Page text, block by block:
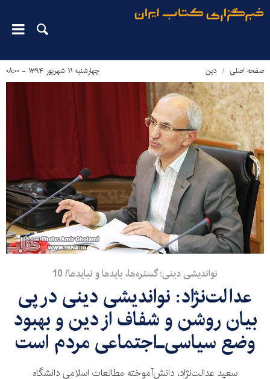
صفحه اصلی دین‌ چهارشنبه ۱۱ شهریور ۱۳۹۴ - ۰۸:۰۰
نواندیشی دینی: گستره‌ها، بایدها و نبایدها/ 10
عدالت‌نژاد: نواندیشی دینی در پی
بیان روشن و شفاف از دین و بهبود
وضع سیاسی‌ـ‌اجتماعی مردم است
سعید عدالت‌نژاد، دانش‌آموخته مطالعات اسلامی دانشگاه